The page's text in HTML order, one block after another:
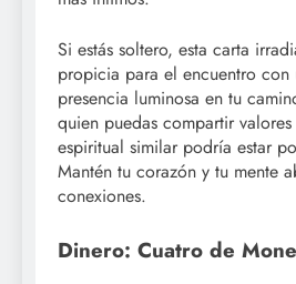
Si estás soltero, esta carta
propicia para el encuentro con
presencia luminosa en tu
quien puedas compartir
espiritual similar podría estar
Mantén tu corazón y tu mente
conexiones.
Dinero: Cuatro de